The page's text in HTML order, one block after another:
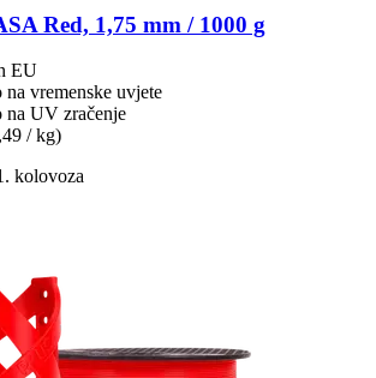
Red, 1,75 mm / 1000 g
EU
na vremenske uvjete
na UV zračenje
/ kg)
kolovoza